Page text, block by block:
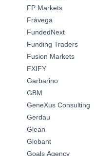
FP Markets
Frávega
FundedNext
Funding Traders
Fusion Markets
FXIFY
Garbarino
GBM
GeneXus Consulting
Gerdau
Glean
Globant
Goals Agency